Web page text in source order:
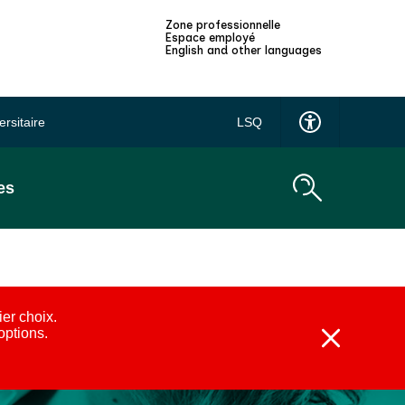
Zone professionnelle
Espace employé
English and other languages
LSQ
choix.
Fermer
Alternatives